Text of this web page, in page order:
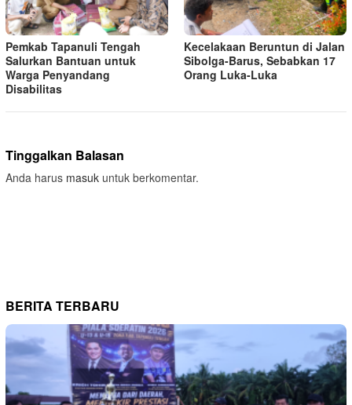
Pemkab Tapanuli Tengah
Salurkan Bantuan untuk
Warga Penyandang
Disabilitas
Kecelakaan Beruntun di Jalan
Sibolga-Barus, Sebabkan 17
Orang Luka-Luka
Tinggalkan Balasan
Anda harus masuk untuk berkomentar.
BERITA TERBARU